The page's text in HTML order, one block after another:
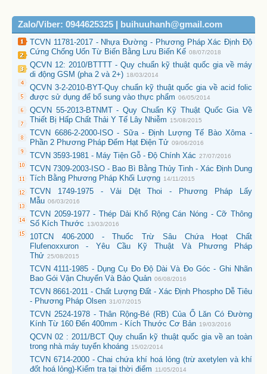
Zalo/Viber: 0944625325 | buihuuhanh@gmail.com
TCVN 11781-2017 - Nhựa Đường - Phương Pháp Xác Định Độ
Cứng Chống Uốn Từ Biến Bằng Lưu Biến Kế 08/07/2018
QCVN 12: 2010/BTTTT - Quy chuẩn kỹ thuật quốc gia về máy
di động GSM (pha 2 và 2+) 18/03/2014
QCVN 3-2-2010-BYT-Quy chuẩn kỹ thuật quốc gia về acid folic
được sử dụng để bổ sung vào thực phẩm 06/05/2014
QCVN 55-2013-BTNMT - Quy Chuẩn Kỹ Thuật Quốc Gia Về
Thiết Bị Hấp Chất Thải Y Tế Lây Nhiễm
15/08/2015
TCVN 6686-2-2000-ISO - Sữa - Định Lượng Tế Bào Xôma -
Phần 2 Phương Pháp Đếm Hạt Điện Tử 09/06/2016
TCVN 3593-1981 - Máy Tiện Gỗ - Độ Chính Xác 27/07/2016
TCVN 7309-2003-ISO - Bao Bì Bằng Thủy Tinh - Xác Định Dung
Tích Bằng Phương Pháp Khối Lượng 14/11/2015
TCVN 1749-1975 - Vải Dệt Thoi - Phương Pháp Lấy
Mẫu 06/03/2016
TCVN 2059-1977 - Thép Dải Khổ Rộng Cán Nóng - Cỡ Thông
Số Kích Thước
13/03/2016
10TCN 406-2000 - Thuốc Trừ Sâu Chứa Hoạt Chất
Flufenoxxuron - Yêu Cầu Kỹ Thuật Và Phương Pháp
Thử 25/08/2015
TCVN 4111-1985 - Dụng Cụ Đo Độ Dài Và Đo Góc - Ghi Nhãn
Bao Gói Vận Chuyển Và Bảo Quản 06/08/2016
TCVN 8661-2011 - Chất Lượng Đất - Xác Định Phospho Dễ Tiêu
- Phương Pháp Olsen 31/07/2015
TCVN 2524-1978 - Thân Rộng-Bé (RB) Của Ổ Lăn Có Đường
Kính Từ 160 Đến 400mm - Kích Thước Cơ Bản 19/03/2016
QCVN 02 : 2011/BCT Quy chuẩn kỹ thuật quốc gia về an toàn
trong nhà máy tuyển khoáng 15/02/2014
TCVN 6714-2000 - Chai chứa khí hoá lỏng (trừ axetylen và khí
đốt hoá lỏng)-Kiểm tra tại thời điểm
11/05/2014